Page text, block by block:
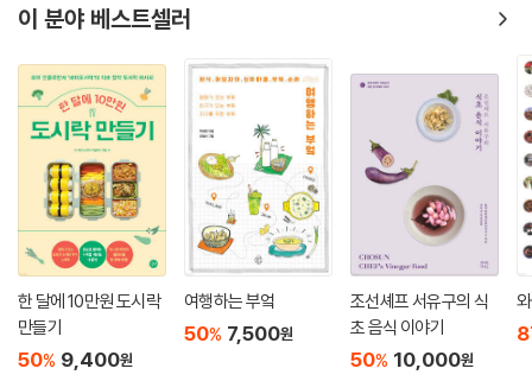
이 분야 베스트셀러
한 달에 10만원 도시락
만들기
50% 9,400원
여행하는 부엌
50% 7,500원
조선셰프 서유구의 식
초 음식 이야기
50% 10,000원